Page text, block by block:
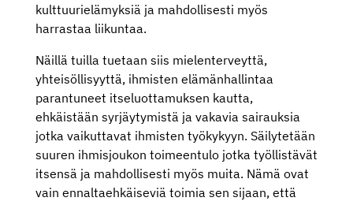
kulttuurielämyksiä ja mahdollisesti myös
harrastaa liikuntaa.
Näillä tuilla tuetaan siis mielenterveyttä,
yhteisöllisyyttä, ihmisten elämänhallintaa
parantuneet itseluottamuksen kautta,
ehkäistään syrjäytymistä ja vakavia sairauksia
jotka vaikuttavat ihmisten työkykyyn. Säilytetään
suuren ihmisjoukon toimeentulo jotka työllistävät
itsensä ja mahdollisesti myös muita. Nämä ovat
vain ennaltaehkäiseviä toimia sen sijaan, että